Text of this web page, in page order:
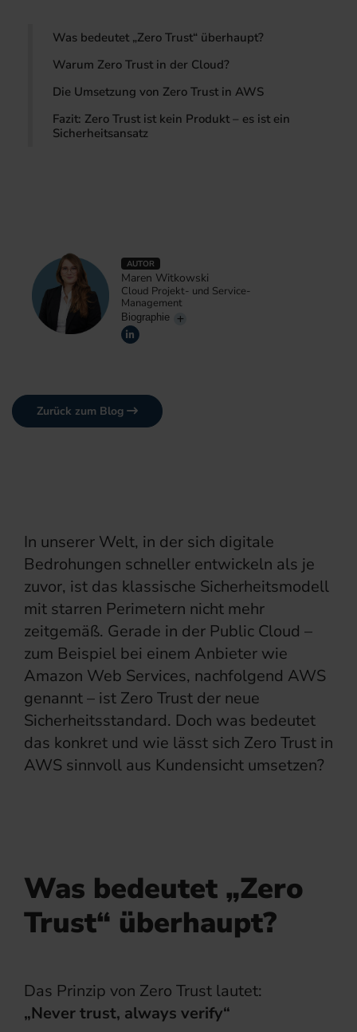
Was bedeutet „Zero Trust“ überhaupt?
Warum Zero Trust in der Cloud?
Die Umsetzung von Zero Trust in AWS
Fazit: Zero Trust ist kein Produkt – es ist ein
Sicherheitsansatz
AUTOR
Maren Witkowski
Cloud Projekt- und Service-
Management
Biographie
Zurück zum Blog
In unserer Welt, in der sich digitale
Bedrohungen schneller entwickeln als je
zuvor, ist das klassische Sicherheitsmodell
mit starren Perimetern nicht mehr
zeitgemäß. Gerade in der Public Cloud –
zum Beispiel bei einem Anbieter wie
Amazon Web Services, nachfolgend AWS
genannt – ist Zero Trust der neue
Sicherheitsstandard. Doch was bedeutet
das konkret und wie lässt sich Zero Trust in
AWS sinnvoll aus Kundensicht umsetzen?
Was bedeutet „Zero
Trust“ überhaupt?
Das Prinzip von Zero Trust lautet:
„Never trust, always verify“